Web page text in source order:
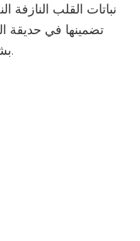
نباتات القلب
بشكل خاص لمناطق حديقة الغابات.